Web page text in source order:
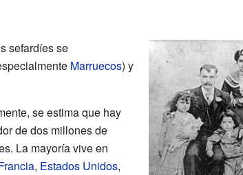
sefardíes se
Marruecos) y
se estima que hay
de dos millones de
La mayoría vive en
, Estados Unidos,